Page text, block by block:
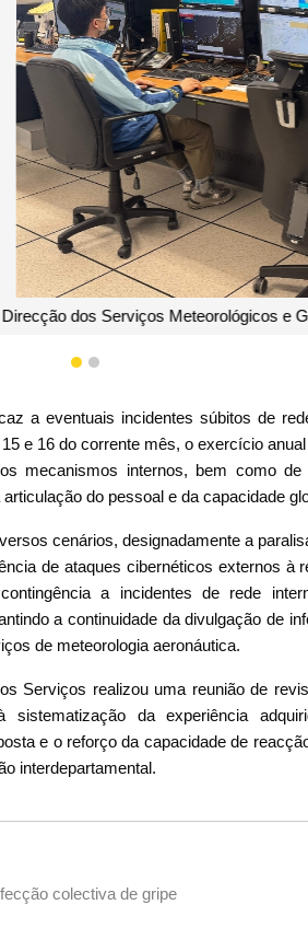
Geofísicos realiza exercício de resposta
1 2
a eventuais incidentes súbitos de
e 16 do corrente mês, o exercício
mecanismos internos, bem como
do pessoal e da capacidade
cenários, designadamente a
de ataques cibernéticos externos à
a incidentes de rede
a continuidade da divulgação de
de meteorologia aeronáutica.
Serviços realizou uma reunião de
da experiência
e o reforço da capacidade de
interdepartamental.
colectiva de gripe